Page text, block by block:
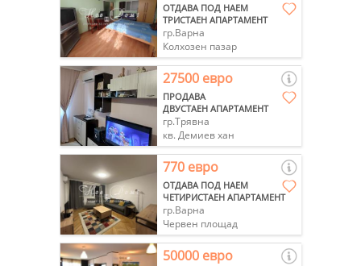
ОТДАВА ПОД НАЕМ
ТРИСТАЕН АПАРТАМЕНТ
гр.Варна
Колхозен пазар
27500 евро
ПРОДАВА
ДВУСТАЕН АПАРТАМЕНТ
гр.Трявна
кв. Демиев хан
770 евро
ОТДАВА ПОД НАЕМ
ЧЕТИРИСТАЕН АПАРТАМЕНТ
гр.Варна
Червен площад
50000 евро